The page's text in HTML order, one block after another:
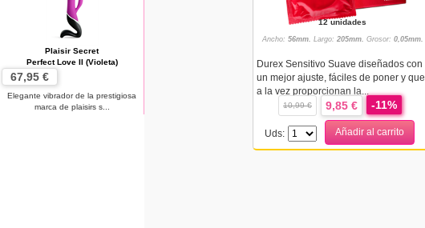
Plaisir Secret
Perfect Love II (Violeta)
67,95 €
Elegante vibrador de la prestigiosa
marca de plaisirs s...
12 unidades
Ancho: 56mm. Largo: 205mm. Grosor: 0,05mm.
Durex Sensitivo Suave diseñados con
un mejor ajuste, fáciles de poner y que
a la vez proporcionan la...
10,99 € 9,85 € -11%
Uds: Añadir al carrito